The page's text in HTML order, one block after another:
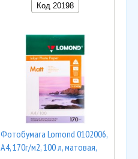
Код 20198
Фотобумага Lomond 0102006,
А4, 170г/м2, 100 л, матовая,